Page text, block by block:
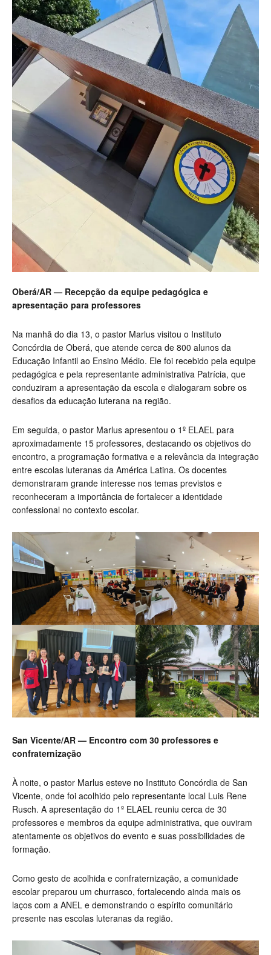
Oberá/AR — Recepção da equipe pedagógica e
apresentação para professores
Na manhã do dia 13, o pastor Marlus visitou o Instituto
Concórdia de Oberá, que atende cerca de 800 alunos da
Educação Infantil ao Ensino Médio. Ele foi recebido pela equipe
pedagógica e pela representante administrativa Patrícia, que
conduziram a apresentação da escola e dialogaram sobre os
desafios da educação luterana na região.
Em seguida, o pastor Marlus apresentou o 1º ELAEL para
aproximadamente 15 professores, destacando os objetivos do
encontro, a programação formativa e a relevância da integração
entre escolas luteranas da América Latina. Os docentes
demonstraram grande interesse nos temas previstos e
reconheceram a importância de fortalecer a identidade
confessional no contexto escolar.
San Vicente/AR — Encontro com 30 professores e
confraternização
À noite, o pastor Marlus esteve no Instituto Concórdia de San
Vicente, onde foi acolhido pelo representante local Luis Rene
Rusch. A apresentação do 1º ELAEL reuniu cerca de 30
professores e membros da equipe administrativa, que ouviram
atentamente os objetivos do evento e suas possibilidades de
formação.
Como gesto de acolhida e confraternização, a comunidade
escolar preparou um churrasco, fortalecendo ainda mais os
laços com a ANEL e demonstrando o espírito comunitário
presente nas escolas luteranas da região.